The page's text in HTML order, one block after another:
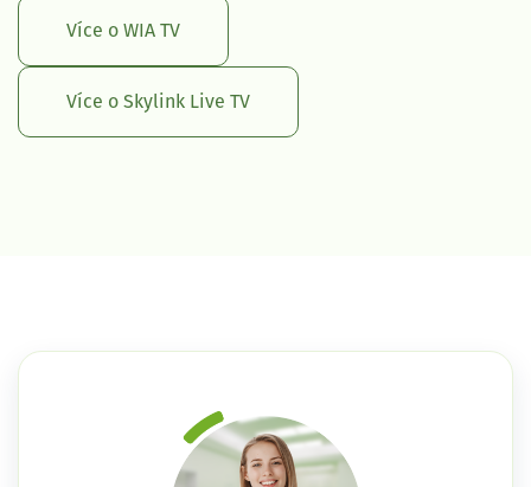
Více o WIA TV
Více o Skylink Live TV